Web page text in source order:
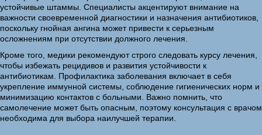
устойчивые штаммы. Специалисты акцентируют внимание на
важности своевременной диагностики и назначения антибиотиков,
поскольку гнойная ангина может привести к серьезным
осложнениям при отсутствии должного лечения.
Кроме того, медики рекомендуют строго следовать курсу лечения,
чтобы избежать рецидивов и развития устойчивости к
антибиотикам. Профилактика заболевания включает в себя
укрепление иммунной системы, соблюдение гигиенических норм и
минимизацию контактов с больными. Важно помнить, что
самолечение может быть опасным, поэтому консультация с врачом
необходима для выбора наилучшей терапии.